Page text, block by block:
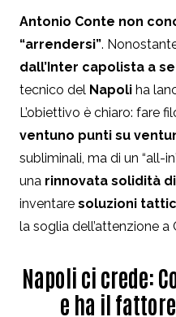
Antonio Conte non
“arrendersi”.
dall’Inter capolista a
tecnico del Napoli ha
L’obiettivo è chiaro: fare
ventuno punti su
subliminali, ma di un “all-
una rinnovata solidità
inventare soluzioni
la soglia dell’attenzione a
Napoli ci crede:
e ha il